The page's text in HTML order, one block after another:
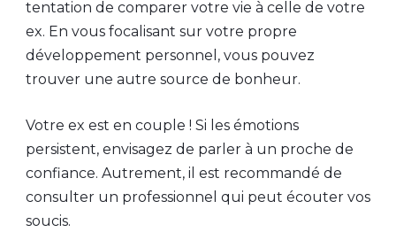
tentation de comparer votre vie à celle de votre
ex. En vous focalisant sur votre propre
développement personnel, vous pouvez
trouver une autre source de bonheur.
Votre ex est en couple ! Si les émotions
persistent, envisagez de parler à un proche de
confiance. Autrement, il est recommandé de
consulter un professionnel qui peut écouter vos
soucis.